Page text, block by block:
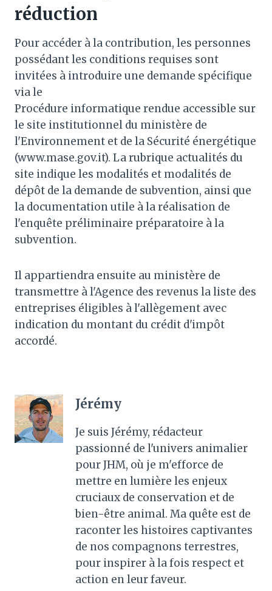
réduction
Pour accéder à la contribution, les personnes
possédant les conditions requises sont
invitées à introduire une demande spécifique
via le
Procédure informatique rendue accessible sur
le site institutionnel du ministère de
l'Environnement et de la Sécurité énergétique
(www.mase.gov.it). La rubrique actualités du
site indique les modalités et modalités de
dépôt de la demande de subvention, ainsi que
la documentation utile à la réalisation de
l'enquête préliminaire préparatoire à la
subvention.
Il appartiendra ensuite au ministère de
transmettre à l'Agence des revenus la liste des
entreprises éligibles à l'allègement avec
indication du montant du crédit d'impôt
accordé.
Jérémy
Je suis Jérémy, rédacteur
passionné de l'univers animalier
pour JHM, où je m'efforce de
mettre en lumière les enjeux
cruciaux de conservation et de
bien-être animal. Ma quête est de
raconter les histoires captivantes
de nos compagnons terrestres,
pour inspirer à la fois respect et
action en leur faveur.